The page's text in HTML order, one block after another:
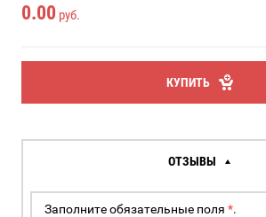
0.00 руб.
КУПИТЬ
ОТЗЫВЫ
Заполните обязательные поля *.